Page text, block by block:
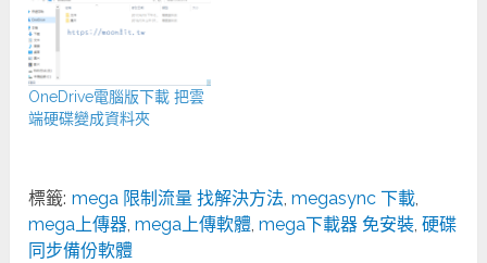
OneDrive電腦版下載 把雲
端硬碟變成資料夾
標籤: mega 限制流量 找解決方法,megasync 下載,
mega上傳器,mega上傳軟體,mega下載器 免安裝,硬碟
同步備份軟體